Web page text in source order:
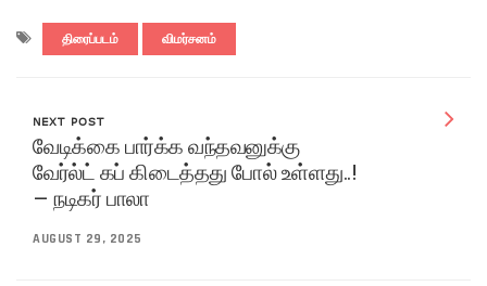
திரைப்படம் விமர்சனம்
NEXT POST
வேடிக்கை பார்க்க வந்தவனுக்கு
வேர்ல்ட் கப் கிடைத்தது போல் உள்ளது..!
– நடிகர் பாலா
AUGUST 29, 2025